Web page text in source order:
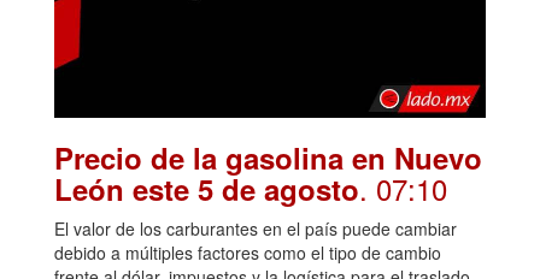
Precio de la gasolina en Nuevo
León este 5 de agosto. 07:10
El valor de los carburantes en el país puede cambiar
debido a múltiples factores como el tipo de cambio